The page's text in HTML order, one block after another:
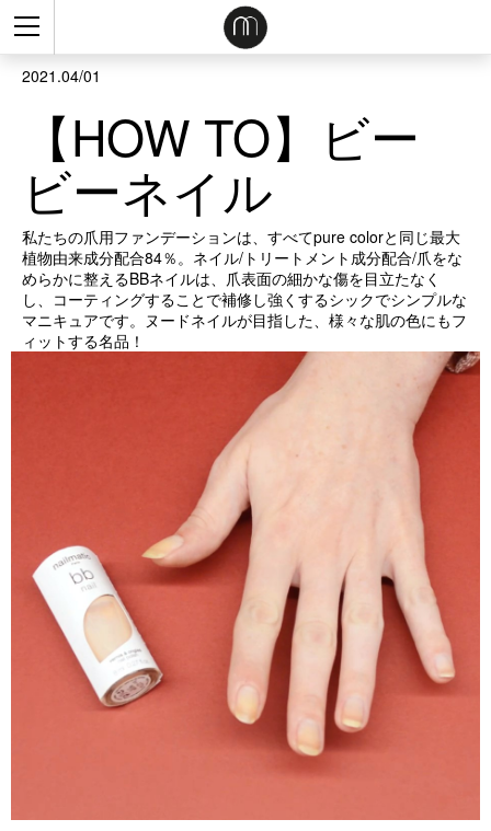
2021.04/01
【HOW TO】ビー
ビーネイル
私たちの爪用ファンデーションは、すべてpure colorと同じ最大
植物由来成分配合84％。ネイル/トリートメント成分配合/爪をな
めらかに整えるBBネイルは、爪表面の細かな傷を目立たなく
し、コーティングすることで補修し強くするシックでシンプルな
マニキュアです。ヌードネイルが目指した、様々な肌の色にもフ
ィットする名品！